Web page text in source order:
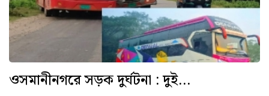
ওসমানীনগরে সড়ক দুর্ঘটনা : দুই...